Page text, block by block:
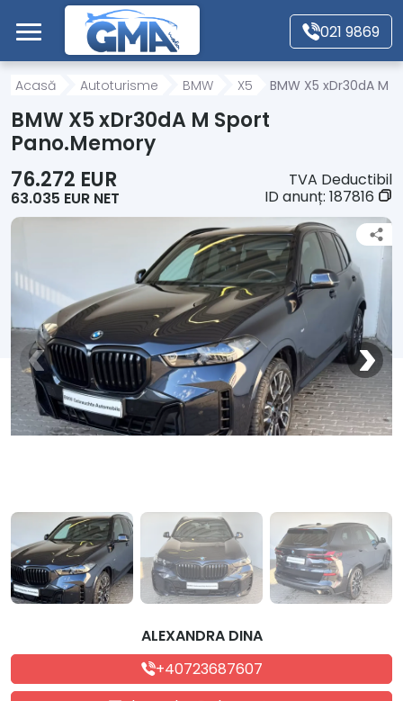
Mergi direct la conținutul principal
021 9869
Acasă
Autoturisme
Motociclete
Alte tipuri vehicule
Despre Noi
Contact
Acasă Autoturisme BMW X5 BMW X5 xDr30dA M
BMW X5 xDr30dA M Sport
Pano.Memory
76.272 EUR
63.035 EUR NET
TVA Deductibil
ID anunț: 187816
ALEXANDRA DINA
+40723687607